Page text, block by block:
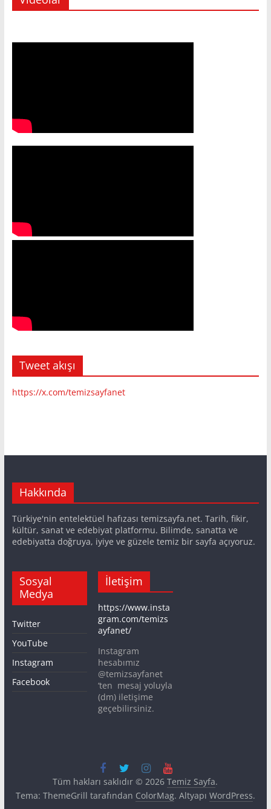
Tweet akışı
https://x.com/temizsayfanet
Hakkında
Türkiye'nin entelektüel hafızası temizsayfa.net. Tarih, fikir,
kültür, sanat ve edebiyat platformu. Bilimde, sanatta ve
edebiyatta doğruya, iyiye ve güzele temiz bir sayfa açıyoruz.
Sosyal
Medya
Twitter
YouTube
Instagram
Facebook
İletişim
https://www.insta
gram.com/temizs
ayfanet/
Instagram
hesabımız
@temizsayfanet
‘ten mesaj yoluyla
(dm) iletişime
geçebilirsiniz.
Tüm hakları saklıdır © 2026Temiz Sayfa.
Tema: ThemeGrill tarafından ColorMag. Altyapı WordPress.